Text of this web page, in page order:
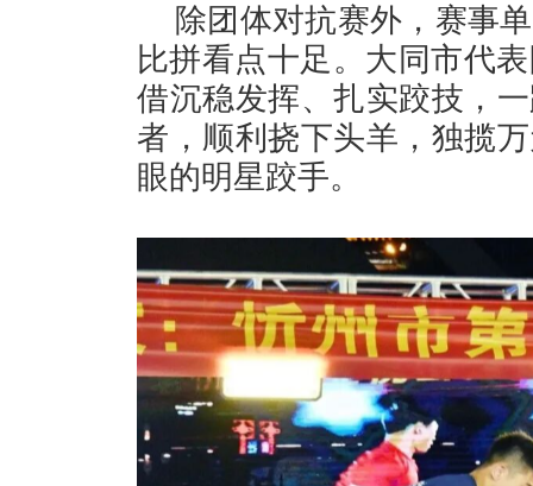
除团体对抗赛外，赛事
比拼看点十足。大同市代
借沉稳发挥、扎实跤技，
者，顺利挠下头羊，独揽
眼的明星跤手。